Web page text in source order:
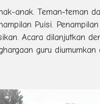
anak. Teman-teman
Puisi.
Acara dilanjutkan
guru diumumkan